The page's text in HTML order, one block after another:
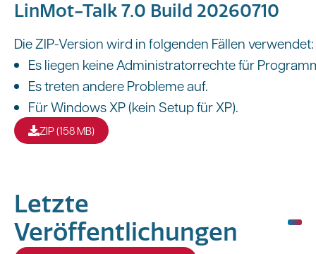
LinMot-Talk 7.0 Build 20260710
Die ZIP-Version wird in folgenden Fällen verwendet:
Es liegen keine Administratorrechte für
Es treten andere Probleme auf.
Für Windows XP (kein Setup für XP).
ZIP (158 MB)
Letzte
Veröffentlichungen